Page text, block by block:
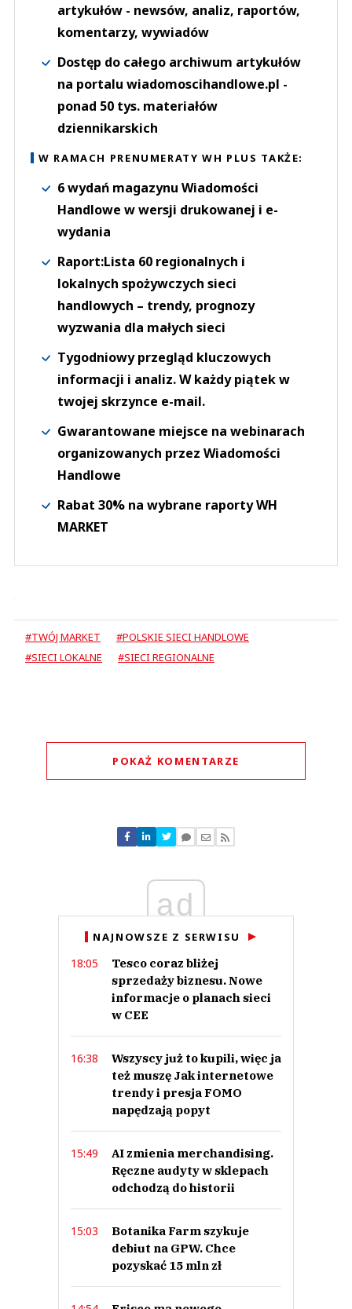
artykułów - newsów, analiz, raportów,
komentarzy, wywiadów
Dostęp do całego archiwum artykułów
na portalu wiadomoscihandlowe.pl -
ponad 50 tys. materiałów
dziennikarskich
W RAMACH PRENUMERATY WH PLUS TAKŻE:
6 wydań magazynu Wiadomości
Handlowe w wersji drukowanej i e-
wydania
Raport:Lista 60 regionalnych i
lokalnych spożywczych sieci
handlowych – trendy, prognozy
wyzwania dla małych sieci
Tygodniowy przegląd kluczowych
informacji i analiz. W każdy piątek w
twojej skrzynce e-mail.
Gwarantowane miejsce na webinarach
organizowanych przez Wiadomości
Handlowe
Rabat 30% na wybrane raporty WH
MARKET
#TWÓJ MARKET
#POLSKIE SIECI HANDLOWE
#SIECI LOKALNE
#SIECI REGIONALNE
POKAŻ KOMENTARZE
Nie znaleziono komentarzy
Zostaw swoje komentarze
Anuluj
ad
NAJNOWSZE Z SERWISU
18:05
Tesco coraz bliżej
sprzedaży biznesu. Nowe
informacje o planach sieci
w CEE
16:38
Wszyscy już to kupili, więc ja
też muszę Jak internetowe
trendy i presja FOMO
napędzają popyt
15:49
AI zmienia merchandising.
Ręczne audyty w sklepach
odchodzą do historii
15:03
Botanika Farm szykuje
debiut na GPW. Chce
pozyskać 15 mln zł